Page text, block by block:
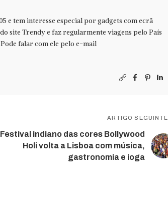
e tem interesse especial por gadgets com ecrã
site Trendy e faz regularmente viagens pelo País
falar com ele pelo e-mail
ARTIGO SEGUINTE
Festival indiano das cores Bollywood
Holi volta a Lisboa com música,
gastronomia e ioga